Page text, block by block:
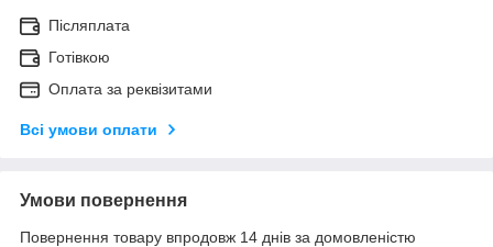
Післяплата
Готівкою
Оплата за реквізитами
Всі умови оплати
Умови повернення
Повернення товару впродовж 14 днів за домовленістю